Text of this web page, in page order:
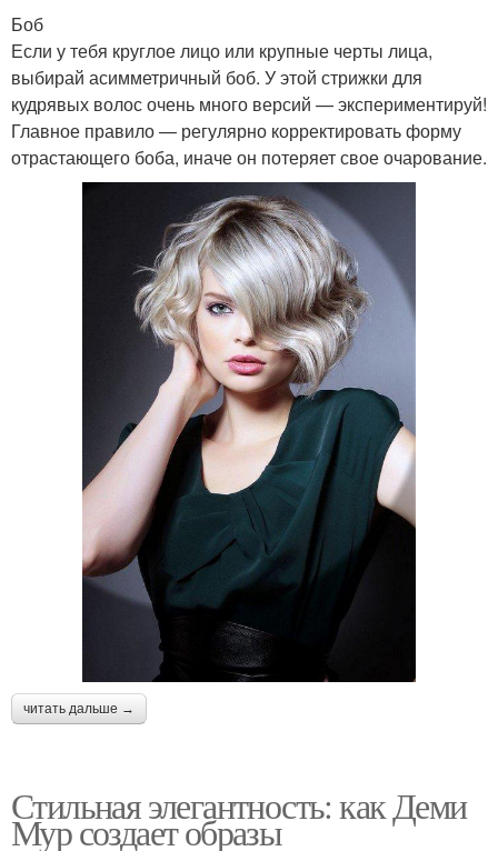
Боб
Если у тебя круглое лицо или крупные черты лица,
выбирай асимметричный боб. У этой стрижки для
кудрявых волос очень много версий — экспериментируй!
Главное правило — регулярно корректировать форму
отрастающего боба, иначе он потеряет свое очарование.
читать дальше →
Стильная элегантность: как Деми
Мур создает образы